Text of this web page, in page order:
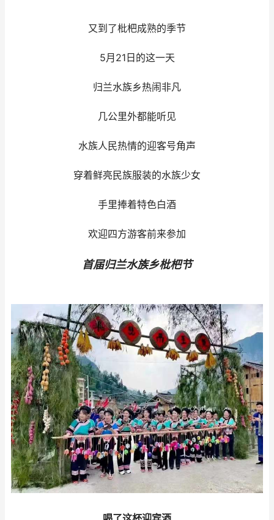
又到了枇杷成熟的季节
5月21日的这一天
归兰水族乡热闹非凡
几公里外都能听见
水族人民热情的迎客号角声
穿着鲜亮民族服装的水族少女
手里捧着特色白酒
欢迎四方游客前来参加
首届归兰水族乡枇杷节